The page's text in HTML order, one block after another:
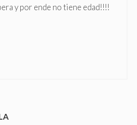
y por ende no tiene edad!!!!